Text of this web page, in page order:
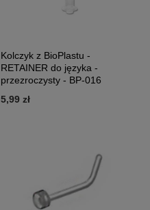
Kolczyk z BioPlastu -
RETAINER do języka -
przezroczysty - BP-016
5,99 zł